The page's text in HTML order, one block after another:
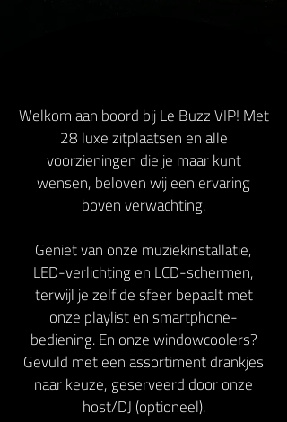
Welkom aan boord bij Le Buzz VIP! Met
28 luxe zitplaatsen en alle
voorzieningen die je maar kunt
wensen, beloven wij een ervaring
boven verwachting.
Geniet van onze muziekinstallatie,
LED-verlichting en LCD-schermen,
terwijl je zelf de sfeer bepaalt met
onze playlist en smartphone-
bediening. En onze windowcoolers?
Gevuld met een assortiment drankjes
naar keuze, geserveerd door onze
host/DJ (optioneel).